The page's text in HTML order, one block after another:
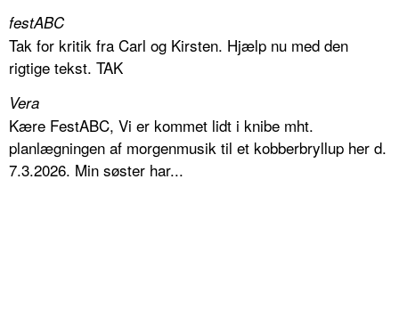
festABC
Tak for kritik fra Carl og Kirsten. Hjælp nu med den
rigtige tekst. TAK
Vera
Kære FestABC, Vi er kommet lidt i knibe mht.
planlægningen af morgenmusik til et kobberbryllup her d.
7.3.2026. Min søster har...